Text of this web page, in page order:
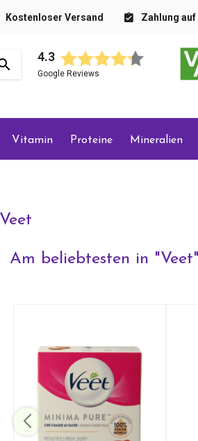
Kostenloser Versand Zahlung auf
4.3
Google Reviews
Vitamin Proteine Mineralien
Veet
Am beliebtesten in "Veet"